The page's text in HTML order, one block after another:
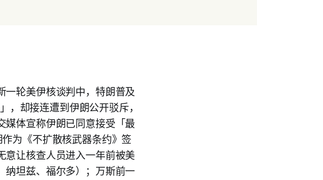
一轮美伊核谈判中，特朗普及
，却接连遭到伊朗公开驳斥，
媒体宣称伊朗已同意接受「最
为《不扩散核武器条约》签
意让核查人员进入一年前被美
纳坦兹、福尔多）；万斯前一